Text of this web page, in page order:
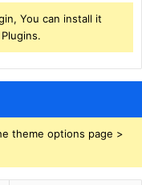
You can install it
theme options page >